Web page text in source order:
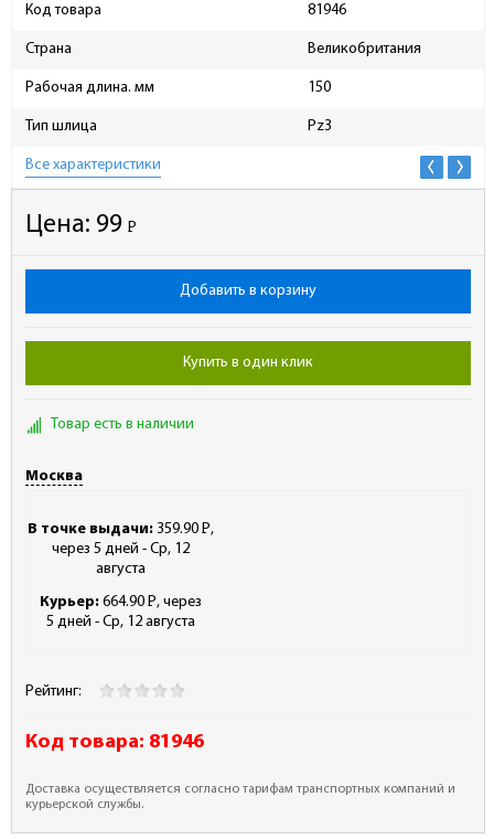
Код товара 81946
Страна Великобритания
Рабочая длина. мм 150
Тип шлица Pz3
Все характеристики
Цена: 99 Р
-
Добавить в корзину
Купить в один клик
Товар есть в наличии
Москва
В точке выдачи: 359.90 Р
- ,
через 5 дней - Ср, 12
августа
Курьер: 664.90 Р
- , через
5 дней - Ср, 12 августа
Рейтинг:
Код товара: 81946
Доставка осуществляется согласно тарифам транспортных компаний и
курьерской службы.